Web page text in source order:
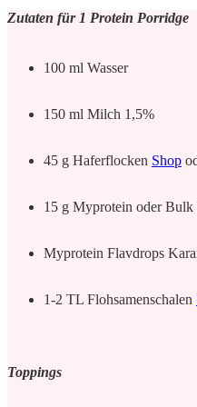
Zutaten für 1 Protein Porridge
100 ml Wasser
150 ml Milch 1,5%
45 g Haferflocken Shop
15 g Myprotein oder
Myprotein Flavdrops
1-2 TL Flohsamenschalen
Toppings